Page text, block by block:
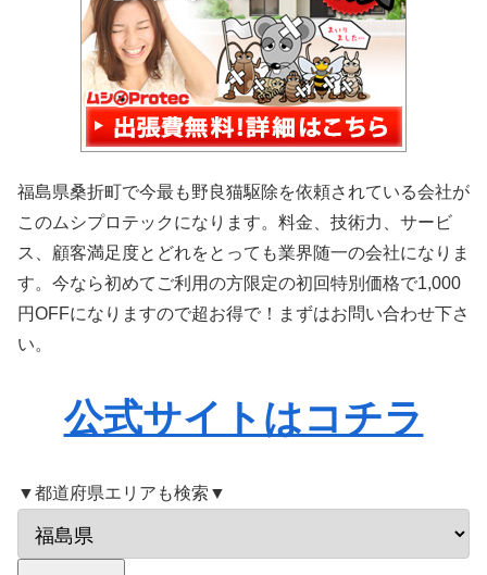
福島県桑折町で今最も野良猫駆除を依頼されている会社が
このムシプロテックになります。料金、技術力、サービ
ス、顧客満足度とどれをとっても業界随一の会社になりま
す。今なら初めてご利用の方限定の初回特別価格で1,000
円OFFになりますので超お得で！まずはお問い合わせ下さ
い。
公式サイトはコチラ
▼都道府県エリアも検索▼